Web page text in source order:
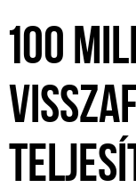
100